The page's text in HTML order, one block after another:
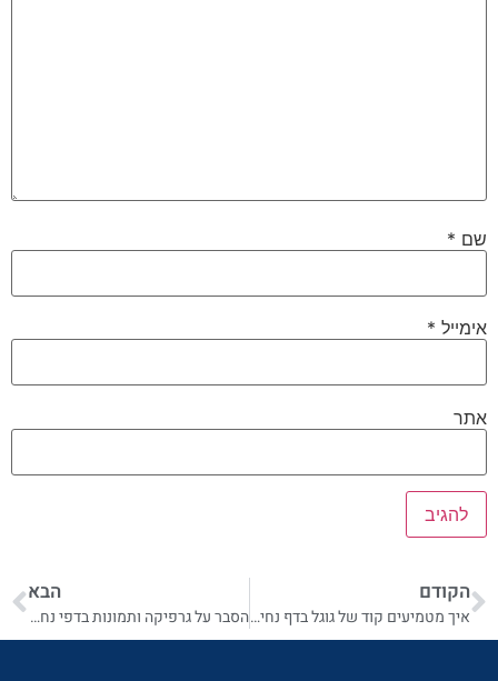
שם *
אימייל *
אתר
הקודם
איך מטמיעים קוד של גוגל בדף נחיתה קיים
הבא
הסבר על גרפיקה ותמונות בדפי נחיתה